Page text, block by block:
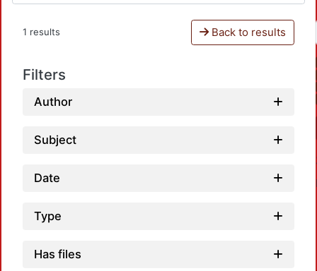
1 results Back to results
Filters
Author
Subject
Date
Type
Has files